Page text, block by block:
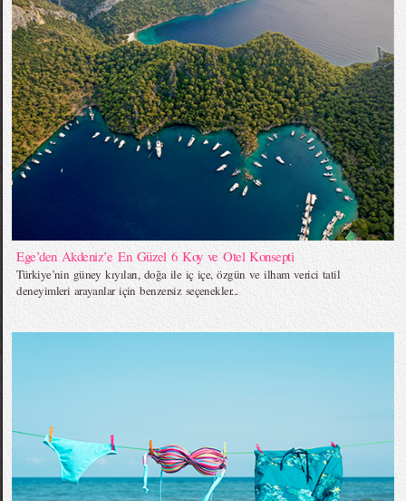
Ege’den Akdeniz’e En Güzel 6 Koy ve Otel Konsepti
Türkiye’nin güney kıyıları, doğa ile iç içe, özgün ve ilham verici tatil
deneyimleri arayanlar için benzersiz seçenekler...